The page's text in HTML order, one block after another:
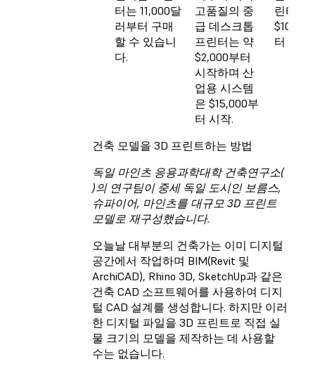
터는 11,000달
러부터 구매
할 수 있습니
다.
고품질의 중
급 데스크톱
프린터는 약
$2,000부터
시작하며 산
업용 시스템
은 $15,000부
터 시작.
린터는
터 시작.
건축 모델을 3D 프린트하는 방법
독일 마인츠 응용과학대학 건축연구소(
)의 연구팀이 중세 독일 도시인 보름스,
슈파이어, 마인츠를 대규모 3D 프린트
모델로 재구성했습니다.
오늘날 대부분의 건축가는 이미 디지털
공간에서 작업하며 BIM(Revit 및
ArchiCAD), Rhino 3D, SketchUp과 같은
건축 CAD 소프트웨어를 사용하여 디지
털 CAD 설계를 생성합니다. 하지만 이러
한 디지털 파일을 3D 프린트로 직접 실
물 크기의 모델을 제작하는 데 사용할
수는 없습니다.